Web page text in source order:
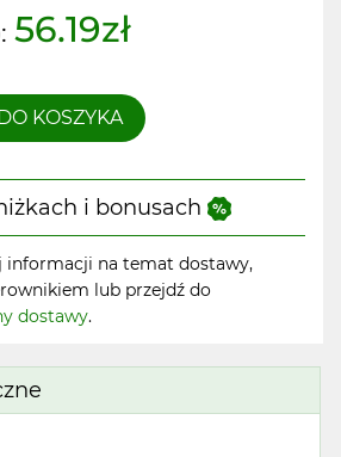
56.19zł
KOSZYKA
i bonusach
informacji na temat dostawy,
lub przejdź do
dostawy.